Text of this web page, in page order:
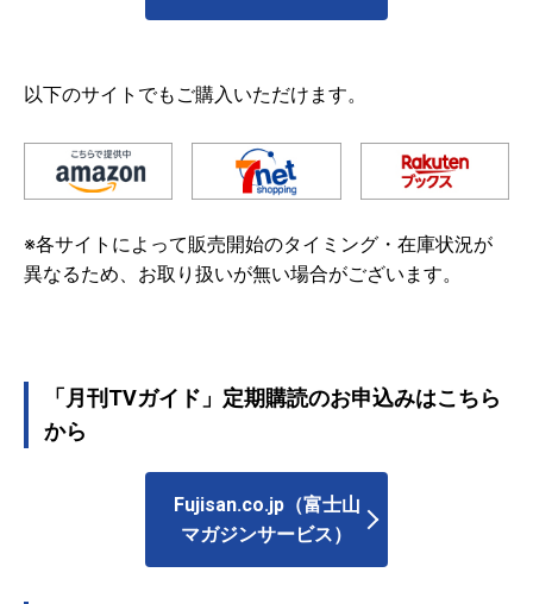
以下のサイトでもご購入いただけます。
※各サイトによって販売開始のタイミング・在庫状況が
異なるため、お取り扱いが無い場合がございます。
「月刊TVガイド」定期購読のお申込みはこちら
から
Fujisan.co.jp（富士山
マガジンサービス）